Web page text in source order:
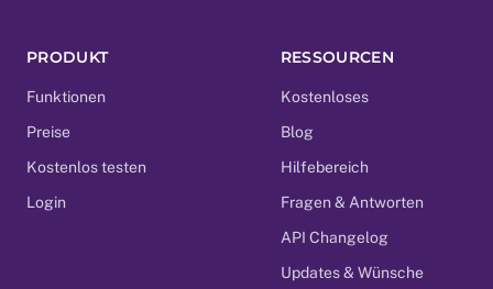
PRODUKT
Funktionen
Preise
Kostenlos testen
Login
RESSOURCEN
Kostenloses
Blog
Hilfebereich
Fragen & Antworten
API Changelog
Updates & Wünsche